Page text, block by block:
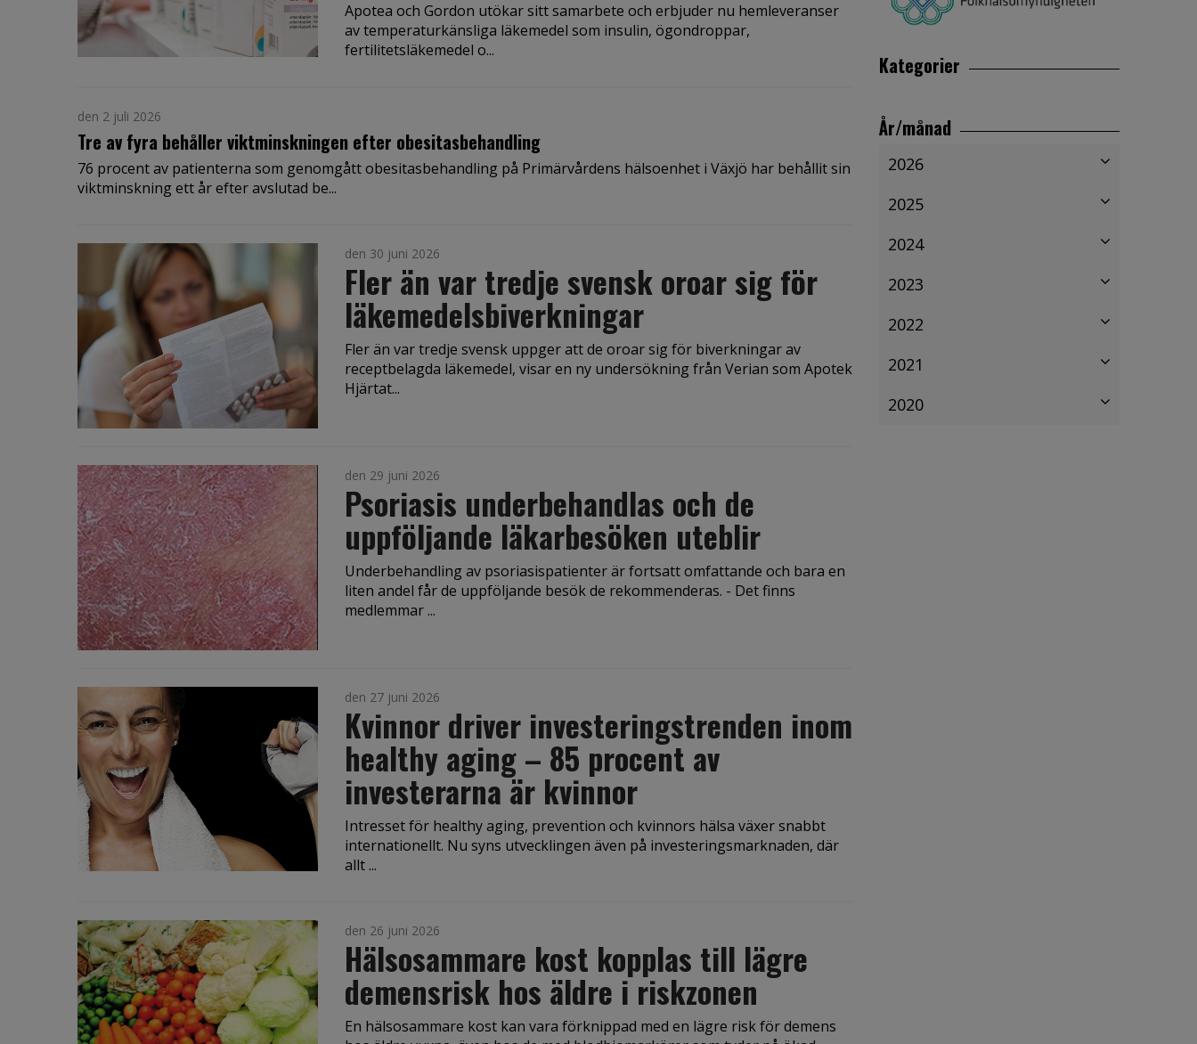
Apotea och Gordon utökar sitt samarbete och erbjuder nu hemleveranser
av temperaturkänsliga läkemedel som insulin, ögondroppar,
fertilitetsläkemedel o...
den 2 juli 2026
Tre av fyra behåller viktminskningen efter obesitasbehandling
76 procent av patienterna som genomgått obesitasbehandling på Primärvårdens hälsoenhet i Växjö har behållit sin
viktminskning ett år efter avslutad be...
den 30 juni 2026
Fler än var tredje svensk oroar sig för
läkemedelsbiverkningar
Fler än var tredje svensk uppger att de oroar sig för biverkningar av
receptbelagda läkemedel, visar en ny undersökning från Verian som Apotek
Hjärtat...
den 29 juni 2026
Psoriasis underbehandlas och de
uppföljande läkarbesöken uteblir
Underbehandling av psoriasispatienter är fortsatt omfattande och bara en
liten andel får de uppföljande besök de rekommenderas. - Det finns
medlemmar ...
den 27 juni 2026
Kvinnor driver investeringstrenden inom
healthy aging – 85 procent av
investerarna är kvinnor
Intresset för healthy aging, prevention och kvinnors hälsa växer snabbt
internationellt. Nu syns utvecklingen även på investeringsmarknaden, där
allt ...
den 26 juni 2026
Hälsosammare kost kopplas till lägre
demensrisk hos äldre i riskzonen
En hälsosammare kost kan vara förknippad med en lägre risk för demens
Kategorier
År/månad
2026
2025
2024
2023
2022
2021
2020